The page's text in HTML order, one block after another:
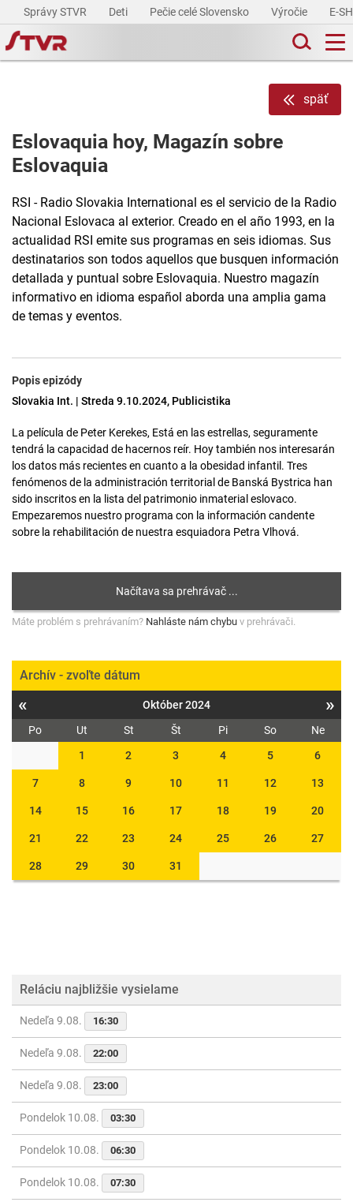
Správy STVR Deti Pečie celé Slovensko Výročie E-
späť
Eslovaquia hoy, Magazín sobre
Eslovaquia
RSI - Radio Slovakia International es el servicio de la Radio
Nacional Eslovaca al exterior. Creado en el año 1993, en la
actualidad RSI emite sus programas en seis idiomas. Sus
destinatarios son todos aquellos que busquen información
detallada y puntual sobre Eslovaquia. Nuestro magazín
informativo en idioma español aborda una amplia gama
de temas y eventos.
Popis epizódy
Slovakia Int. | Streda 9.10.2024, Publicistika
La película de Peter Kerekes, Está en las estrellas, seguramente
tendrá la capacidad de hacernos reír. Hoy también nos interesarán
los datos más recientes en cuanto a la obesidad infantil. Tres
fenómenos de la administración territorial de Banská Bystrica han
sido inscritos en la lista del patrimonio inmaterial eslovaco.
Empezaremos nuestro programa con la información candente
sobre la rehabilitación de nuestra esquiadora Petra Vlhová.
Máte problém s prehrávaním? Nahláste nám chybu v prehrávači.
Archív - zvoľte dátum
« Október 2024 »
Po Ut St Št Pi So
Ne
1
2 3 4 5 6
7 8 9 10 11 12 13
14 15 16 17 18 19 20
21 22 23 24 25 26 27
28 29 30 31
Reláciu najbližšie vysielame
Nedeľa 9.08. 16:30
Nedeľa 9.08. 22:00
Nedeľa 9.08. 23:00
Pondelok 10.08. 03:30
Pondelok 10.08. 06:30
Pondelok 10.08. 07:30